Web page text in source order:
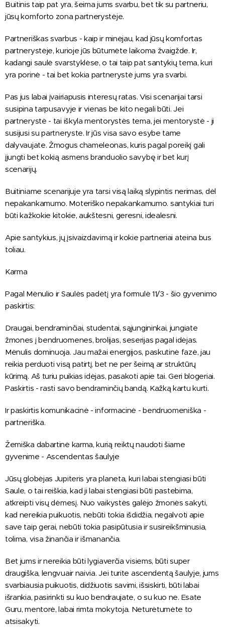
Buitinis taip pat yra, šeima jums svarbu, bet tik su partneriu,
jūsų komforto zona partnerystėje.
Partneriškas svarbus - kaip ir minėjau, kad jūsų komfortas
partnerystėje, kurioje jūs būtumėte laikoma žvaigžde. Ir,
kadangi saulė svarstyklėse, o tai taip pat santykių tema, kuri
yra porinė - tai bet kokia partnerystė jums yra svarbi.
Pas jus labai įvairiapusis interesų ratas. Visi scenarijai tarsi
susipina tarpusavyje ir vienas be kito negali būti. Jei
partnerystė - tai iškyla mentorystės tema, jei mentorystė - ji
susijusi su partneryste. Ir jūs visa savo esybe tame
dalyvaujate. Žmogus chameleonas, kuris pagal poreikį gali
įjungti bet kokią asmens branduolio savybę ir bet kurį
scenarijų.
Buitiniame scenarijuje yra tarsi visą laiką slypintis nerimas, dėl
nepakankamumo. Moteriško nepakankamumo. santykiai turi
būti kažkokie kitokie, aukštesni, geresni, idealesni.
Apie santykius, jų įsivaizdavimą ir kokie partneriai ateina bus
toliau.
Karma
Pagal Mėnulio ir Saulės padėtį yra formulė 11/3 - šio gyvenimo
paskirtis:
Draugai, bendraminčiai, studentai, sąjungininkai, jungiate
žmones į bendruomenes, brolijas, seserijas pagal idėjas.
Mėnulis dominuoja. Jau mažai energijos, paskutinė fazė, jau
reikia perduoti visą patirtį, bet ne per šeimą ar struktūrų
kūrimą. Aš turiu puikias idėjas, pasakoti apie tai. Geri blogeriai.
Paskirtis - rasti savo bendraminčių bandą. Kažką kartu kurti.
Ir paskirtis komunikacinė - informacinė - bendruomeniška -
partneriška.
Žemiška dabartinė karma, kurią reiktų naudoti šiame
gyvenime - Ascendentas šaulyje
Jūsų globėjas Jupiteris yra planeta, kuri labai stengiasi būti
Saule, o tai reiškia, kad ji labai stengiasi būti pastebima,
atkreipti visų dėmesį. Nuo vaikystės galėjo žmonės sakyti,
kad nereikia puikuotis, nebūti tokia išdidžia, negalvoti apie
save taip gerai, nebūti tokia pasipūtusia ir susireikšminusia,
tolima, visa žinančia ir išmanančia.
Bet jums ir nereikia būti lygiaverčia visiems, būti super
draugiška, lengvuair naivia. Jei turite ascendentą šaulyje, jums
svarbiausia puikuotis, didžiuotis savimi, išsiskirti, būti labai
išrankia, pasirinkti su kuo bendraujate, o su kuo ne. Esate
Guru, mentorė, labai rimta mokytoja. Neturėtumėte to
atsisakyti.